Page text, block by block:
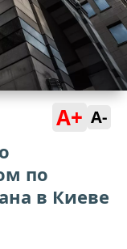
A+ A-
по
в Киеве